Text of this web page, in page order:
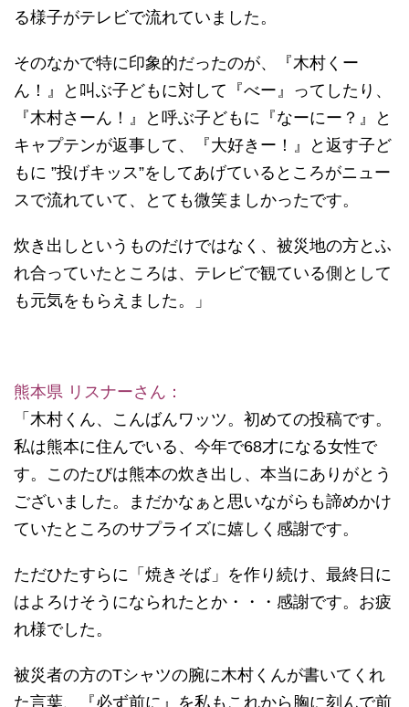
る様子がテレビで流れていました。
そのなかで特に印象的だったのが、『木村くー
ん！』と叫ぶ子どもに対して『べー』ってしたり、
『木村さーん！』と呼ぶ子どもに『なーにー？』と
キャプテンが返事して、『大好きー！』と返す子ど
もに ”投げキッス”をしてあげているところがニュー
スで流れていて、とても微笑ましかったです。
炊き出しというものだけではなく、被災地の方とふ
れ合っていたところは、テレビで観ている側として
も元気をもらえました。」
熊本県 リスナーさん：
「木村くん、こんばんワッツ。初めての投稿です。
私は熊本に住んでいる、今年で68才になる女性で
す。このたびは熊本の炊き出し、本当にありがとう
ございました。まだかなぁと思いながらも諦めかけ
ていたところのサプライズに嬉しく感謝です。
ただひたすらに「焼きそば」を作り続け、最終日に
はよろけそうになられたとか・・・感謝です。お疲
れ様でした。
被災者の方のTシャツの腕に木村くんが書いてくれ
た言葉、『必ず前に』を私もこれから胸に刻んで前